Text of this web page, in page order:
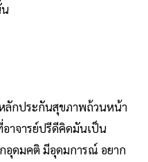
ลักประกันสุขภาพถ้วนหน้า
าจารย์ปรีดีคิดมันเป็น
อุดมคติ มีอุดมการณ์ อยาก